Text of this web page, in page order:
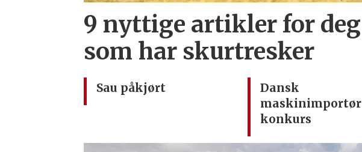
9 nyttige artikler for deg
som har skurtresker
Sau påkjørt
Dansk
maskinimportør
konkurs